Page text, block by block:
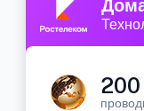
200